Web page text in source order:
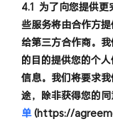
为了向您提供更
些服务将由合作方
给第三方合作商。
的目的提供您的个
信息。我们将要求
途，除非获得您的
单(https://